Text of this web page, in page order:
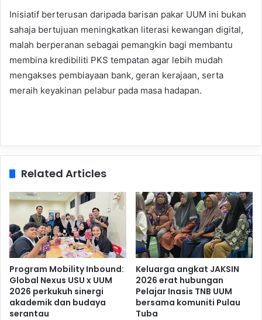
Inisiatif berterusan daripada barisan pakar UUM ini bukan
sahaja bertujuan meningkatkan literasi kewangan digital,
malah berperanan sebagai pemangkin bagi membantu
membina kredibiliti PKS tempatan agar lebih mudah
mengakses pembiayaan bank, geran kerajaan, serta
meraih keyakinan pelabur pada masa hadapan.
Related Articles
Program Mobility Inbound:
Global Nexus USU x UUM
2026 perkukuh sinergi
akademik dan budaya
serantau
Keluarga angkat JAKSIN
2026 erat hubungan
Pelajar Inasis TNB UUM
bersama komuniti Pulau
Tuba